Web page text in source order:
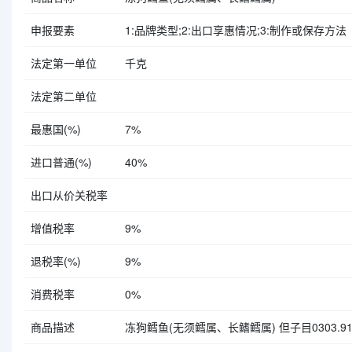
申报要素 1:品牌类型;2:出口享惠情况;3:制作或保存方
法定第一单位 千克
法定第二单位
最惠国(%) 7%
进口普通(%) 40%
出口从价关税率
增值税率 9%
退税率(%) 9%
消费税率 0%
商品描述 冻狗鳕鱼(无须鳕属、长鳍鳕属) 但子目